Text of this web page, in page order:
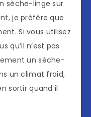
sèche-linge sur
je préfère que
Si vous utilisez
qu’il n’est pas
un sèche-
un climat froid,
sortir quand il